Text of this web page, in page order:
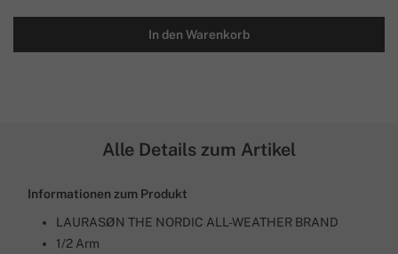
In den Warenkorb
Alle Details zum Artikel
Informationen zum Produkt
LAURASØN THE NORDIC ALL-WEATHER BRAND
1/2 Arm